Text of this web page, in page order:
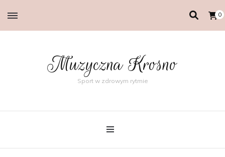
0
Muzyczna Krosno
Sport w zdrowym rytmie